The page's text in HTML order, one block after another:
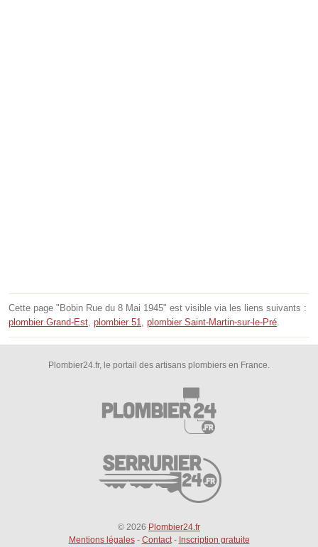
Cette page "Bobin Rue du 8 Mai 1945" est visible via les liens suivants :
plombier Grand-Est, plombier 51, plombier Saint-Martin-sur-le-Pré.
Plombier24.fr, le portail des artisans plombiers en France.
© 2026 Plombier24.fr
Mentions légales- Contact- Inscription gratuite